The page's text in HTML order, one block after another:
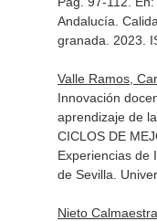
Andalucía.
granada. 2023.
Valle Ramos,
Innovación
aprendizaje de
CICLOS DE
Experiencias de
de Sevilla .
Nieto